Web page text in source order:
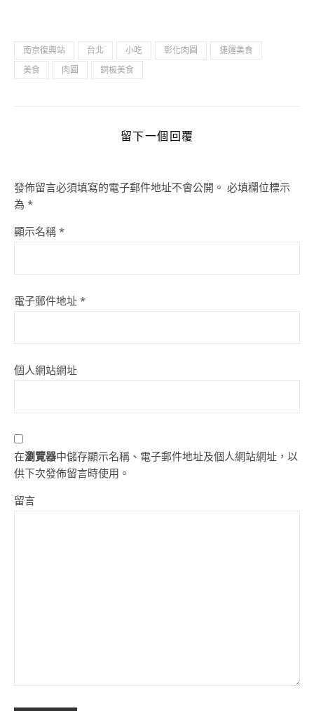
南京復興站 台北 小吃 彰化肉圓
捷運美食
美食
肉圓 銅板美食
留下一個回覆
發佈留言必須填寫的電子郵件地址不會公開。 必填欄位標示
為 *
顯示名稱 *
電子郵件地址 *
個人網站網址
在瀏覽器中儲存顯示名稱、電子郵件地址及個人網站網址，以
供下次發佈留言時使用。
留言